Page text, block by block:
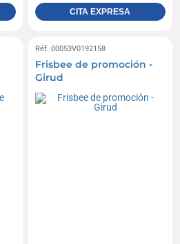
CITA EXPRESA
Réf. 00053V0192158
Frisbee de promoción -
Girud